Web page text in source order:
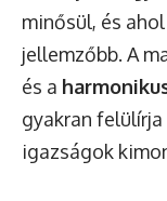
minősül, és
jellemzőbb. A
és a
gyakran
igazságok